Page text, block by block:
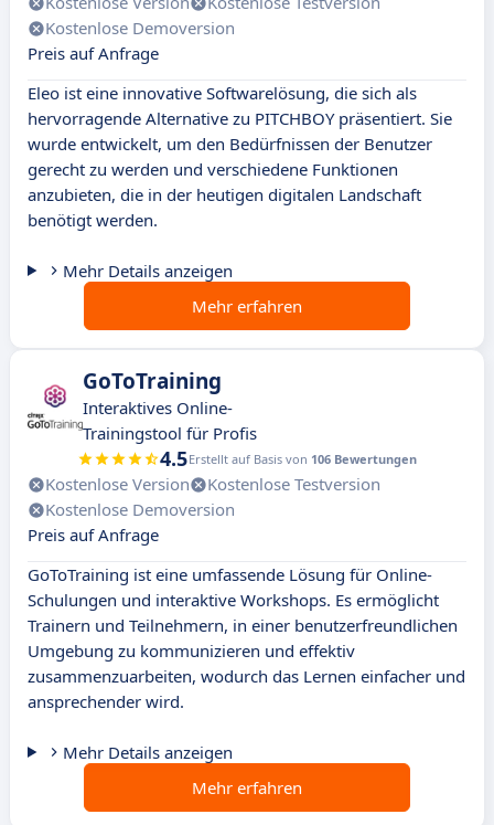
Kostenlose Demoversion
Preis auf Anfrage
Eleo ist eine innovative Softwarelösung, die sich als
hervorragende Alternative zu PITCHBOY präsentiert. Sie
wurde entwickelt, um den Bedürfnissen der Benutzer
gerecht zu werden und verschiedene Funktionen
anzubieten, die in der heutigen digitalen Landschaft
benötigt werden.
Mehr Details anzeigen
Mehr erfahren
GoToTraining
Interaktives Online-
Trainingstool für Profis
4.5Erstellt auf Basis von 106 Bewertungen
Kostenlose Version
Kostenlose Testversion
Kostenlose Demoversion
Preis auf Anfrage
GoToTraining ist eine umfassende Lösung für Online-
Schulungen und interaktive Workshops. Es ermöglicht
Trainern und Teilnehmern, in einer benutzerfreundlichen
Umgebung zu kommunizieren und effektiv
zusammenzuarbeiten, wodurch das Lernen einfacher und
ansprechender wird.
Mehr Details anzeigen
Mehr erfahren